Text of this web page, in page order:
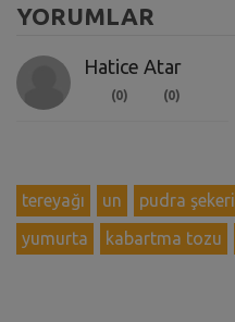
YORUMLAR
Hatice Atar
(0) (0)
tereyağı un pudra şekeri
yumurta
kabartma tozu